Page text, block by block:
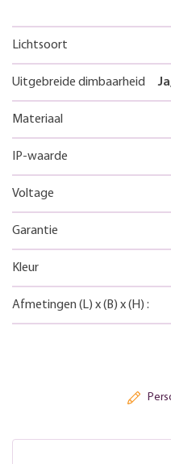
Lichtsoort
Uitgebreide dimbaarheid
Materiaal
IP-waarde
Voltage
Garantie
Kleur
Afmetingen (L) x(B) x(H) :